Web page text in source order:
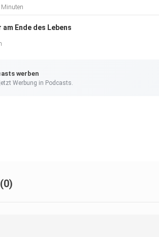
Minuten
Ende des Lebens
werben
Werbung in Podcasts.